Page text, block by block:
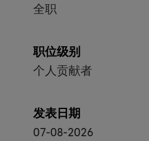
全职
职位级别
个人贡献者
发表日期
07-08-2026